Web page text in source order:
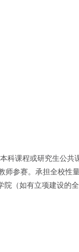
科课程或研究生公共
师参赛。承担全校性
（如有立项建设的